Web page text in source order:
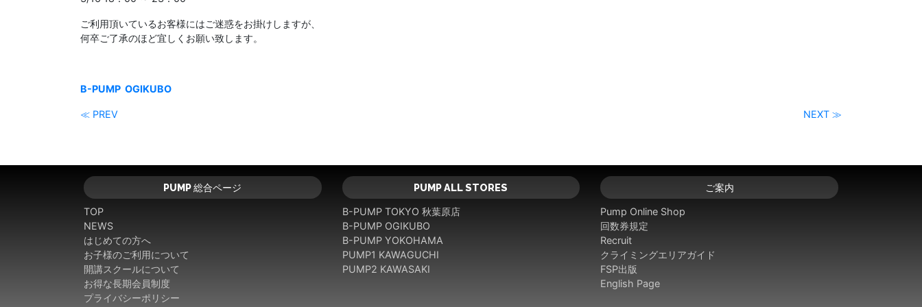
ご利用頂いているお客様にはご迷惑をお掛けしますが、
何卒ご了承のほど宜しくお願い致します。
B-PUMP OGIKUBO
≪ PREV NEXT ≫
PUMP 総合ページ
TOP
NEWS
はじめての方へ
お子様のご利用について
開講スクールについて
お得な長期会員制度
プライバシーポリシー
PUMP ALL STORES
B-PUMP TOKYO 秋葉原店
B-PUMP OGIKUBO
B-PUMP YOKOHAMA
PUMP1 KAWAGUCHI
PUMP2 KAWASAKI
ご案内
Pump Online Shop
回数券規定
Recruit
クライミングエリアガイド
FSP出版
English Page